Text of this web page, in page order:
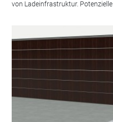
von Ladeinfrastruktur. Potenzielle